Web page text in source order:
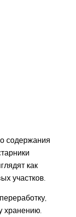
содержания
как
участков.
хранению.